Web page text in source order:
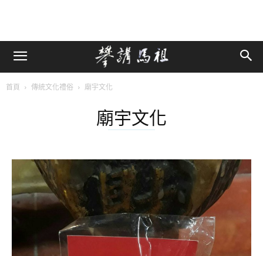
首頁 傳統文化禮俗 廟宇文化
廟宇文化